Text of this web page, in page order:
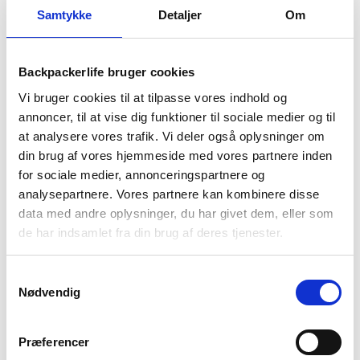
Samtykke Detaljer Om
Backpackerlife bruger cookies
Vi bruger cookies til at tilpasse vores indhold og
annoncer, til at vise dig funktioner til sociale medier og til
at analysere vores trafik. Vi deler også oplysninger om
din brug af vores hjemmeside med vores partnere inden
for sociale medier, annonceringspartnere og
analysepartnere. Vores partnere kan kombinere disse
data med andre oplysninger, du har givet dem, eller som
de har indsamlet fra din brug af deres tjenester.
Nødvendig
Præferencer
BESKRIVELSE BRAND FAQ
Denne rygsæk i modellen Backpacker 65 liter er en god value-
for-money rygsæk, som er designet til backpacking-, rejse-
og outdoor. Rygsækken har en kapacitet på 65 liter, som